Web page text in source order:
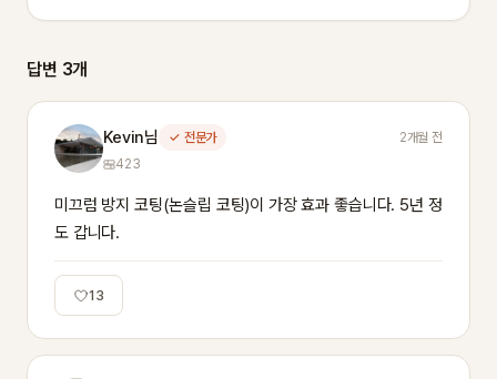
답변 3개
Kevin님 ✓ 전문가
2개월 전
423
미끄럼 방지 코팅(논슬립 코팅)이 가장 효과 좋습니다. 5년 정
도 갑니다.
13